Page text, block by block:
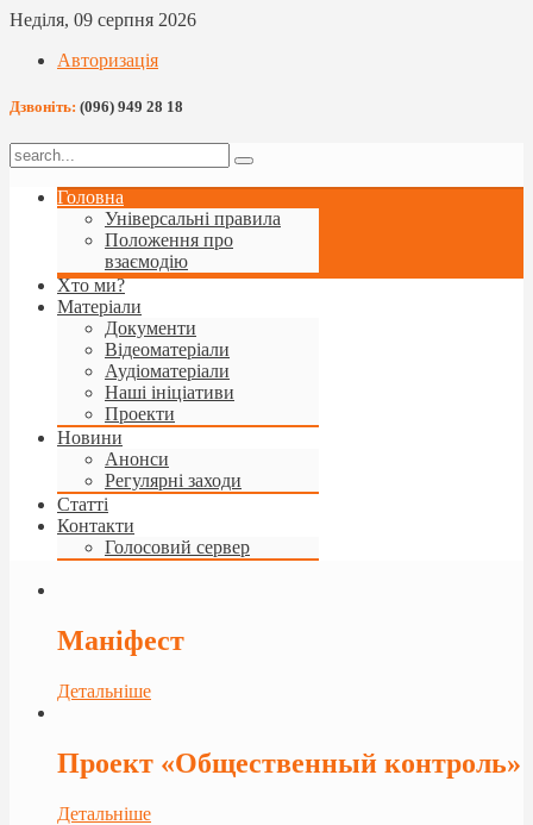
Неділя, 09 серпня 2026
Авторизація
Дзвоніть: (096) 949 28 18
Головна
Універсальні правила
Положення про
взаємодію
Хто ми?
Матеріали
Документи
Відеоматеріали
Аудіоматеріали
Наші ініціативи
Проекти
Новини
Анонси
Регулярні заходи
Статті
Контакти
Голосовий сервер
Маніфест
Детальніше
Проект «Общественный контроль»
Детальніше